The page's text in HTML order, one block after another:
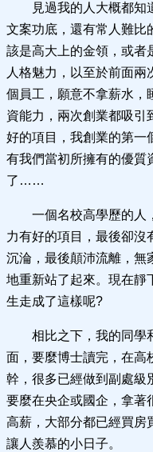
見過我的人大概都知
文案功底，還有常人難比
該是高大上的金領，或者
人格魅力，以至於前面兩
個員工，願意不拿薪水，
資能力，兩次創業都吸引
好的項目，我創業的第一
有我們當初所擁有的優質
了……
一個名校高學歷的人
力有好的項目，最後卻沒
沉淪，最後顛沛流離，無
地重新站了起來。現在靜
生走成了這樣呢?
相比之下，我的同學
面，要麼博士讀完，在高
幹，很多已經做到副處級
要麼在央企或國企，拿著
高薪，大部分都已經買房
讓人羨慕的小日子。